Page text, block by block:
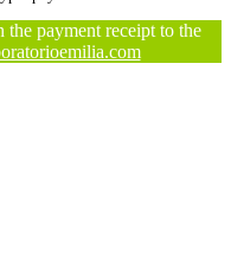
payment receipt to the